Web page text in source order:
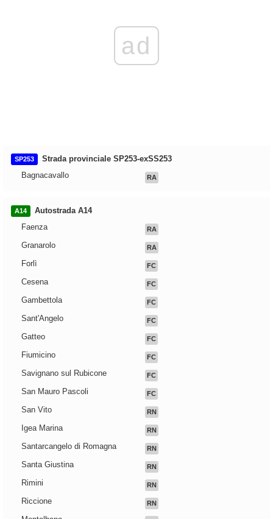
ad
SP253
Strada provinciale SP253-exSS253
Bagnacavallo
RA
A14
Autostrada A14
Faenza
RA
Granarolo RA
Forlì FC
Cesena FC
Gambettola FC
Sant'Angelo FC
Gatteo FC
Fiumicino FC
Savignano sul Rubicone FC
San Mauro Pascoli FC
San Vito RN
Igea Marina RN
Santarcangelo di Romagna RN
Santa Giustina RN
Rimini RN
Riccione RN